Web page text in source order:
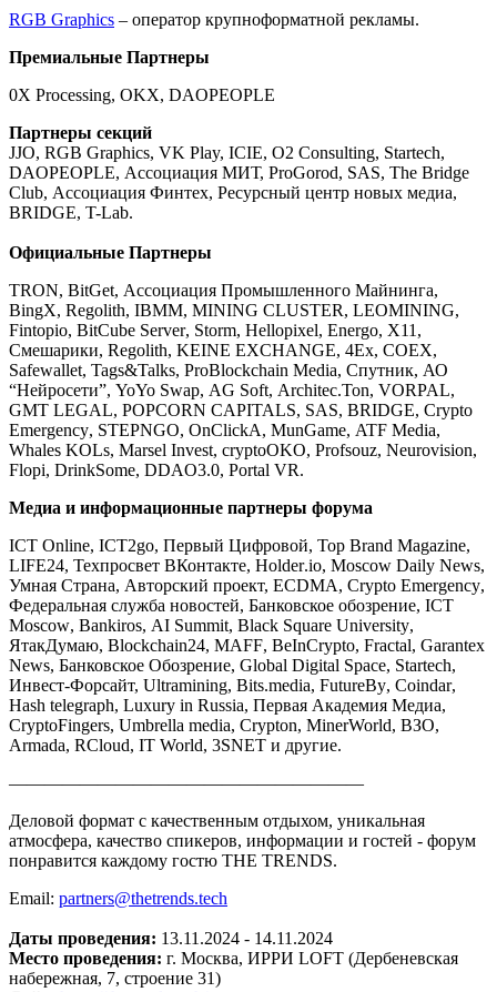
RGB Graphics – оператор крупноформатной рекламы.
Премиальные Партнеры
0X Processing, OKX, DAOPEOPLE
Партнеры секций
JJO, RGB Graphics, VK Play, ICIE, O2 Consulting, Startech,
DAOPEOPLE, Ассоциация МИТ, ProGorod, SAS, The Bridge
Club, Ассоциация Финтех, Ресурсный центр новых медиа,
BRIDGE, T-Lab.
Официальные Партнеры
TRON, BitGet, Ассоциация Промышленного Майнинга,
BingX, Regolith, IBMM, MINING CLUSTER, LEOMINING,
Fintopio, BitCube Server, Storm, Hellopixel, Energo, X11,
Смешарики, Regolith, KEINE EXCHANGE, 4Ex, COEX,
Safewallet, Tags&Talks, ProBlockchain Media, Спутник, АО
“Нейросети”, YoYo Swap, AG Soft, Architec.Ton, VORPAL,
GMT LEGAL, POPCORN CAPITALS, SAS, BRIDGE, Crypto
Emergency, STEPNGO, OnClickA, MunGame, ATF Media,
Whales KOLs, Marsel Invest, cryptoOKO, Profsouz, Neurovision,
Flopi, DrinkSome, DDAO3.0, Portal VR.
Медиа и информационные партнеры форума
ICT Online, ICT2go, Первый Цифровой, Top Brand Magazine,
LIFE24, Техпросвет ВКонтакте, Holder.io, Moscow Daily News,
Умная Страна, Авторский проект, ECDMA, Crypto Emergency,
Федеральная служба новостей, Банковское обозрение, ICT
Moscow, Bankiros, AI Summit, Black Square University,
ЯтакДумаю, Blockchain24, MAFF, BeInCrypto, Fractal, Garantex
News, Банковское Обозрение, Global Digital Space, Startech,
Инвест-Форсайт, Ultramining, Bits.media, FutureBy, Coindar,
Hash telegraph, Luxury in Russia, Первая Академия Медиа,
CryptoFingers, Umbrella media, Crypton, MinerWorld, ВЗО,
Armada, RCloud, IT World, 3SNET и другие.
————————————————————
Деловой формат с качественным отдыхом, уникальная
атмосфера, качество спикеров, информации и гостей - форум
понравится каждому гостю THE TRENDS.
Email: partners@thetrends.tech
Даты проведения: 13.11.2024 - 14.11.2024
Место проведения: г. Москва, ИРРИ LOFT (Дербеневская
набережная, 7, строение 31)